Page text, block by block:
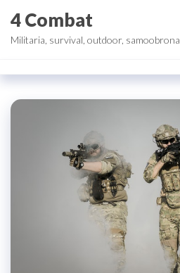
do
treści
4 Combat
Militaria, survival, outdoor, samoobrona